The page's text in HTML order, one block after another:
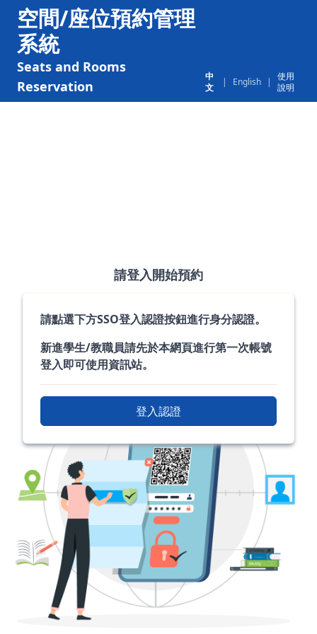
空間/座位預約管理
系統
Seats and Rooms
Reservation
中
文
| English |
使用
說明
請登入開始預約
請點選下方SSO登入認證按鈕進行身分認證。
新進學生/教職員請先於本網頁進行第一次帳號
登入即可使用資訊站。
登入認證